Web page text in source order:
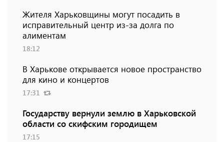
Жителя Харьковщины могут посадить в
исправительный центр из-за долга по
алиментам
18:12
В Харькове открывается новое пространство
для кино и концертов
17:31
Государству вернули землю в Харьковской
области со скифским городищем
17:15